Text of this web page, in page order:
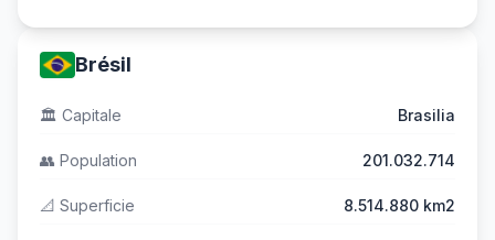
Brésil
🏛️ Capitale Brasilia
👥 Population 201.032.714
📐 Superficie 8.514.880 km2